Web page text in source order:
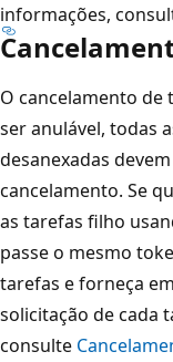
informações,
O cancelamento de
ser anulável, todas
desanexadas
cancelamento. Se
as tarefas filho
passe o mesmo
tarefas e forneça
solicitação de cada
consulte